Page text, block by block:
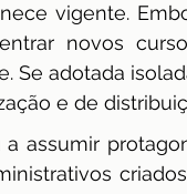
vigente.
novos
Se adotada
e de
assumir